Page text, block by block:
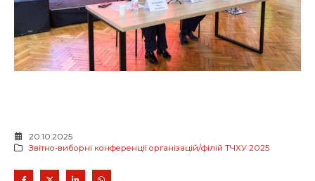
20.10.2025
Звітно-виборні конференції організацій/філій ТЧХУ 2025